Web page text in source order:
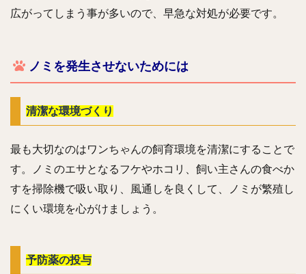
広がってしまう事が多いので、早急な対処が必要です。
ノミを発生させないためには
清潔な環境づくり
最も大切なのはワンちゃんの飼育環境を清潔にすることで
す。ノミのエサとなるフケやホコリ、飼い主さんの食べか
すを掃除機で吸い取り、風通しを良くして、ノミが繁殖し
にくい環境を心がけましょう。
予防薬の投与